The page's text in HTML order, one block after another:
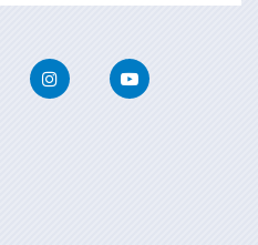
InstagramYoutube